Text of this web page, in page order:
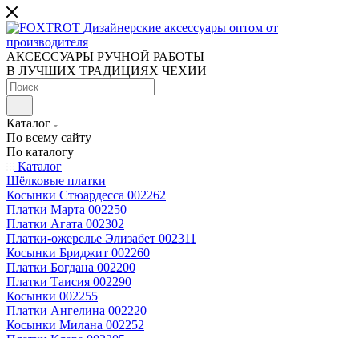
АКСЕССУАРЫ РУЧНОЙ РАБОТЫ
В ЛУЧШИХ ТРАДИЦИЯХ ЧЕХИИ
Каталог
По всему сайту
По каталогу
Каталог
Шёлковые платки
Косынки Стюардесса 002262
Платки Марта 002250
Платки Агата 002302
Платки-ожерелье Элизабет 002311
Косынки Бриджит 002260
Платки Богдана 002200
Платки Таисия 002290
Косынки 002255
Платки Ангелина 002220
Косынки Милана 002252